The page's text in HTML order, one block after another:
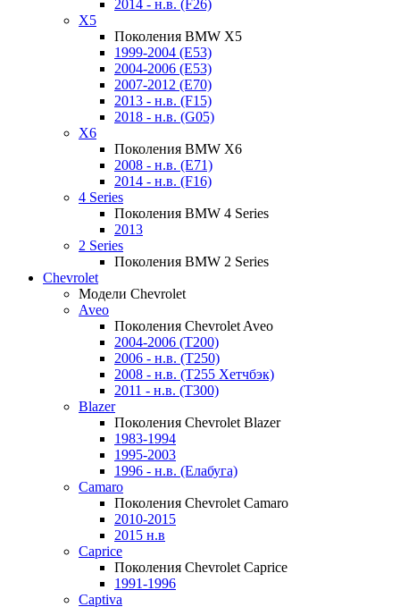
2014 - н.в. (F26)
X5
Поколения BMW X5
1999-2004 (E53)
2004-2006 (E53)
2007-2012 (E70)
2013 - н.в. (F15)
2018 - н.в. (G05)
X6
Поколения BMW X6
2008 - н.в. (E71)
2014 - н.в. (F16)
4 Series
Поколения BMW 4 Series
2013
2 Series
Поколения BMW 2 Series
Chevrolet
Модели Chevrolet
Aveo
Поколения Chevrolet Aveo
2004-2006 (T200)
2006 - н.в. (T250)
2008 - н.в. (T255 Хетчбэк)
2011 - н.в. (Т300)
Blazer
Поколения Chevrolet Blazer
1983-1994
1995-2003
1996 - н.в. (Елабуга)
Camaro
Поколения Chevrolet Camaro
2010-2015
2015 н.в
Caprice
Поколения Chevrolet Caprice
1991-1996
Captiva